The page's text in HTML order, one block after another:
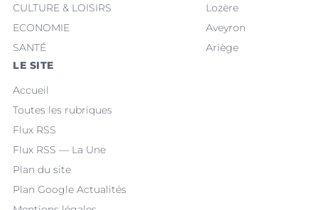
CULTURE & LOISIRS
ECONOMIE
SANTÉ
Lozère
Aveyron
Ariège
LE SITE
Accueil
Toutes les rubriques
Flux RSS
Flux RSS — La Une
Plan du site
Plan Google Actualités